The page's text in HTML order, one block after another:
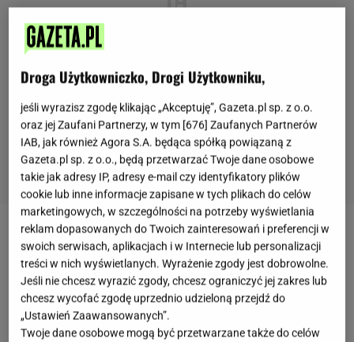
Miley Cyrusod wielu lat regularnie ćwiczy, dzięki
czemu udaje się jej zachować szczupłą sylwetkę.
Artystka próbuje różnych form aktywności fizycznej,
aby działać na poszczególne mięśnie z wielu stron.
Dzięki temu Miley świetnie wzmocniła mięśnie,
Droga Użytkowniczko, Drogi Użytkowniku,
jeśli wyrazisz zgodę klikając „Akceptuję”, Gazeta.pl sp. z o.o.
oraz jej Zaufani Partnerzy, w tym [676] Zaufanych Partnerów
IAB, jak również Agora S.A. będąca spółką powiązaną z
Gazeta.pl sp. z o.o., będą przetwarzać Twoje dane osobowe
takie jak adresy IP, adresy e-mail czy identyfikatory plików
cookie lub inne informacje zapisane w tych plikach do celów
marketingowych, w szczególności na potrzeby wyświetlania
reklam dopasowanych do Twoich zainteresowań i preferencji w
swoich serwisach, aplikacjach i w Internecie lub personalizacji
treści w nich wyświetlanych. Wyrażenie zgody jest dobrowolne.
Jeśli nie chcesz wyrazić zgody, chcesz ograniczyć jej zakres lub
chcesz wycofać zgodę uprzednio udzieloną przejdź do
„Ustawień Zaawansowanych”.
Twoje dane osobowe mogą być przetwarzane także do celów